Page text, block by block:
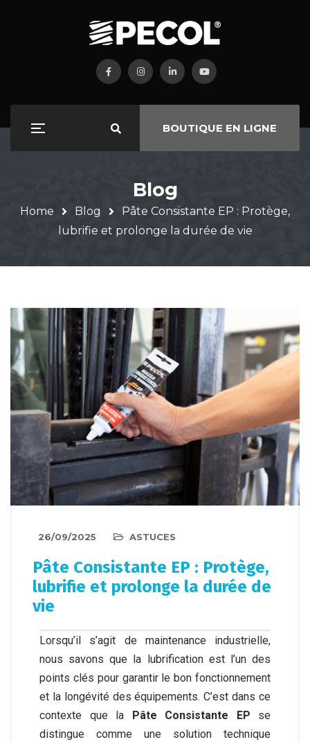
BOUTIQUE EN LIGNE
Blog
Home Blog
Pâte Consistante EP : Protège,
lubrifie et prolonge la durée de vie
26/09/2025 ASTUCES
Pâte Consistante EP : Protège,
lubrifie et prolonge la durée de
vie
Lorsqu’il s’agit de maintenance industrielle,
nous savons que la lubrification est l’un des
points clés pour garantir le bon fonctionnement
et la longévité des équipements. C’est dans ce
contexte que la
Pâte Consistante EP se
distingue comme une solution technique